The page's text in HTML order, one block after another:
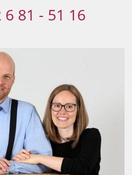
6 81 - 51 16